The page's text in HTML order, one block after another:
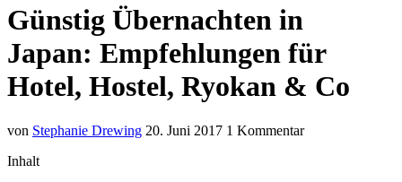
Günstig Übernachten in
Japan: Empfehlungen für
Hotel, Hostel, Ryokan & Co
von Stephanie Drewing 20. Juni 2017 1 Kommentar
Inhalt